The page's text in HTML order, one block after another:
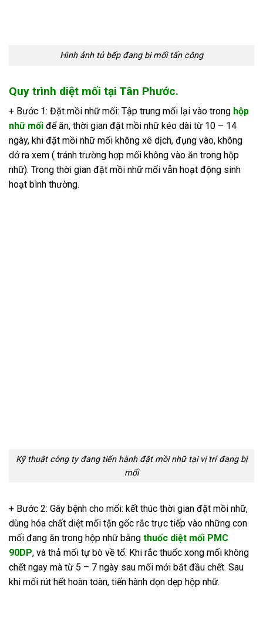
Hình ảnh tủ bếp đang bị mối tấn công
Quy trình diệt mối tại Tân Phước.
+ Bước 1: Đặt mồi nhữ mối: Tập trung mối lại vào trong hộp
nhữ mối để ăn, thời gian đặt mồi nhữ kéo dài từ 10 – 14
ngày, khi đặt mồi nhữ mối không xê dịch, đụng vào, không
dở ra xem ( tránh trường hợp mối không vào ăn trong hộp
nhữ). Trong thời gian đặt mồi nhữ mối vẫn hoạt động sinh
hoạt bình thường.
Kỹ thuật công ty đang tiến hành đặt mồi nhữ tại vị trí đang bị
mối
+ Bước 2: Gây bệnh cho mối: kết thúc thời gian đặt mồi nhữ,
dùng hóa chất diệt mối tận gốc rắc trực tiếp vào những con
mối đang ăn trong hộp nhữ bằng thuốc diệt mối PMC
90DP, và thả mối tự bò về tổ. Khi rắc thuốc xong mối không
chết ngay mà từ 5 – 7 ngày sau mối mới bắt đầu chết. Sau
khi mối rút hết hoàn toàn, tiến hành dọn dẹp hộp nhữ.